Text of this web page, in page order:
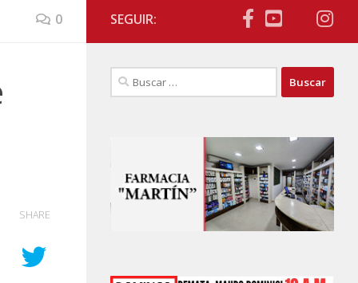
0
SHARE
SEGUIR:
Buscar: